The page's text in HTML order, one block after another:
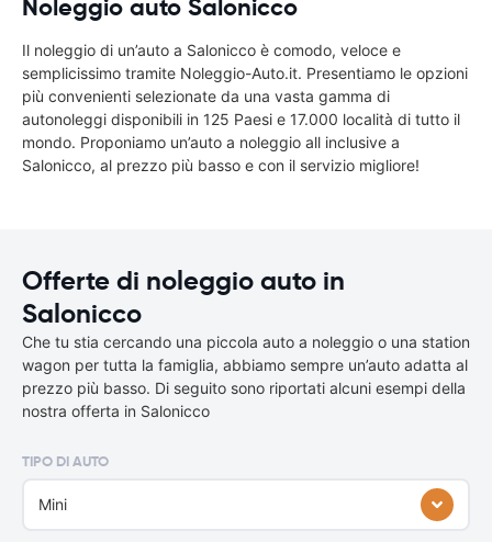
Noleggio auto Salonicco
Il noleggio di un’auto a Salonicco è comodo, veloce e
semplicissimo tramite Noleggio-Auto.it. Presentiamo le opzioni
più convenienti selezionate da una vasta gamma di
autonoleggi disponibili in 125 Paesi e 17.000 località di tutto il
mondo. Proponiamo un’auto a noleggio all inclusive a
Salonicco, al prezzo più basso e con il servizio migliore!
Offerte di noleggio auto in
Salonicco
Che tu stia cercando una piccola auto a noleggio o una station
wagon per tutta la famiglia, abbiamo sempre un’auto adatta al
prezzo più basso. Di seguito sono riportati alcuni esempi della
nostra offerta in Salonicco
TIPO DI AUTO
Mini